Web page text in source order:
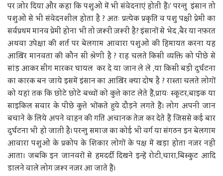
पर ज़ोर दिया और कहा कि पशुओं में भी संवेदनाएं होती हैं।' परन्तु इंसान तो
पशुओं से भी संवेदनशील होता है ? अतः प्रत्येक प्रकृति व पशु पक्षी प्रेमी का
सर्वप्रथम मानव प्रेमी होना भी तो ज़रूरी ज़रूरी है? इंसानों से भेद ,बैर या नफ़रत
अथवा उपेक्षा की शर्त पर बेलगाम आवारा पशुओं की हिमायत करना यह
आख़िर मानवता की कौन सी श्रेणी है ? राह चलते किसी व्यक्ति को पीछे से
सांड़ आकर सींग मारकर घायल कर दे या जान ले ले ,या किसी बड़ी दुर्घटना
का कारक बन जाये इसमें इंसान का आख़िर क्या दोष है ? रास्ता चलते लोगों
को यहां तक कि छोटे छोटे बच्चों को कुत्ते काट लेते हैं,प्रायः स्कूटर,बाइक या
साइकिल सवार के पीछे कुत्ते भोंकते हुये दौड़ने लगते हैं। लोग अपनी जान
बचाने के लिये अपने वाहन की गति अचानक तेज़ कर देते हैं जिससे कई बार
दुर्घटना भी हो जाती है। परन्तु समाज का कोई भी वर्ग या संगठन इन बेलगाम
आवारा पशुओं के प्रकोप के शिकार लोगों के पक्ष में खड़ा होता नज़र नहीं
आता। जबकि इन जानवरों से हमदर्दी दिखने इन्हें रोटी,चारा,बिस्कुट आदि
डालने वाले लोग ज़रूर नज़र आ जाते हैं।